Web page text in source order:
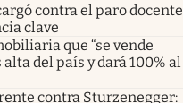
contra el paro docente
clave
que “se vende
del país y dará 100% al
contra Sturzenegger: